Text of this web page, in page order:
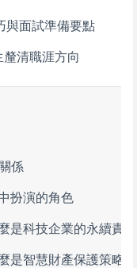
面試準備要點
清職涯方向
係
扮演的角色
是科技企業的永續責
是智慧財產保護策略?